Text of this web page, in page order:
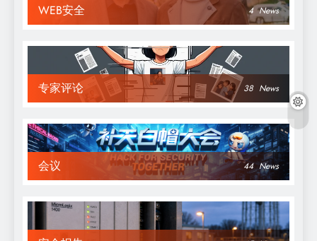
WEB安全 4 News
专家评论 38 News
会议 44 News